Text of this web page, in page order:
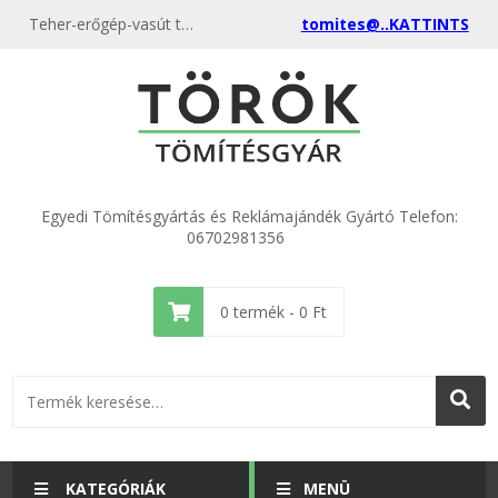
Teher-erőgép-vasút tömítések tomites@..KATTINTS
Egyedi Tömítésgyártás és Reklámajándék Gyártó Telefon:
06702981356
0 termék - 0 Ft
KATEGÓRIÁK MENÜ